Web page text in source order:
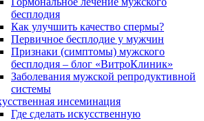
бесплодия
Как улучшить качество спермы?
Первичное бесплодие у мужчин
Признаки (симптомы) мужского
бесплодия – блог «ВитроКлиник»
Заболевания мужской репродуктивной
системы
инсеминация
Где сделать искусственную